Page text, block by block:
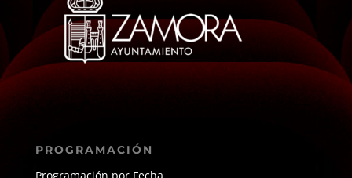
PROGRAMACIÓN